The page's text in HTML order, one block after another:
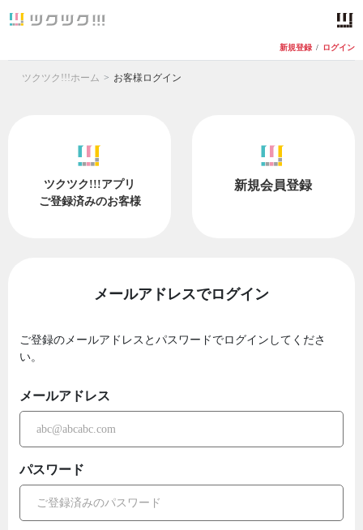
新規登録 / ログイン
ツクツク!!!ホーム お客様ログイン
ツクツク!!!アプリ
ご登録済みのお客様
新規会員登録
メールアドレスでログイン
ご登録のメールアドレスとパスワードでログインしてくださ
い。
メールアドレス
パスワード